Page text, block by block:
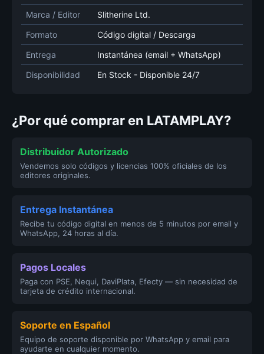
Marca / Editor
Slitherine Ltd.
Formato
Código digital / Descarga
Entrega
Instantánea (email + WhatsApp)
Disponibilidad
En Stock - Disponible 24/7
¿Por qué comprar en LATAMPLAY?
Distribuidor Autorizado
Vendemos solo códigos y licencias 100% oficiales de los
editores originales.
Entrega Instantánea
Recibe tu código digital en menos de 5 minutos por email y
WhatsApp, 24 horas al día.
Pagos Locales
Paga con PSE, Nequi, DaviPlata, Efecty — sin necesidad de
tarjeta de crédito internacional.
Soporte en Español
Equipo de soporte disponible por WhatsApp y email para
ayudarte en cualquier momento.